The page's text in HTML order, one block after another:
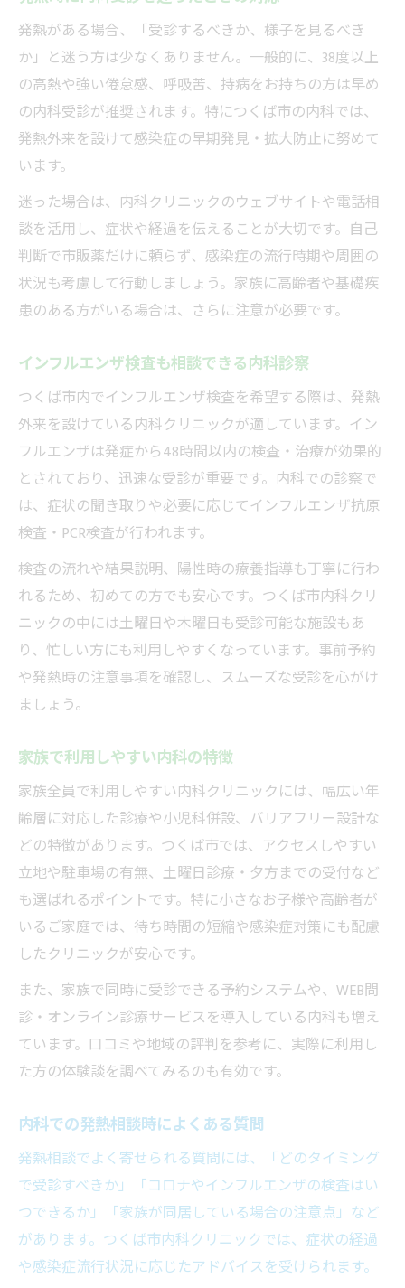
発熱がある場合、「受診するべきか、様子を見るべき
か」と迷う方は少なくありません。一般的に、38度以上
の高熱や強い倦怠感、呼吸苦、持病をお持ちの方は早め
の内科受診が推奨されます。特につくば市の内科では、
発熱外来を設けて感染症の早期発見・拡大防止に努めて
います。
迷った場合は、内科クリニックのウェブサイトや電話相
談を活用し、症状や経過を伝えることが大切です。自己
判断で市販薬だけに頼らず、感染症の流行時期や周囲の
状況も考慮して行動しましょう。家族に高齢者や基礎疾
患のある方がいる場合は、さらに注意が必要です。
インフルエンザ検査も相談できる内科診察
つくば市内でインフルエンザ検査を希望する際は、発熱
外来を設けている内科クリニックが適しています。イン
フルエンザは発症から48時間以内の検査・治療が効果的
とされており、迅速な受診が重要です。内科での診察で
は、症状の聞き取りや必要に応じてインフルエンザ抗原
検査・PCR検査が行われます。
検査の流れや結果説明、陽性時の療養指導も丁寧に行わ
れるため、初めての方でも安心です。つくば市内科クリ
ニックの中には土曜日や木曜日も受診可能な施設もあ
り、忙しい方にも利用しやすくなっています。事前予約
や発熱時の注意事項を確認し、スムーズな受診を心がけ
ましょう。
家族で利用しやすい内科の特徴
家族全員で利用しやすい内科クリニックには、幅広い年
齢層に対応した診療や小児科併設、バリアフリー設計な
どの特徴があります。つくば市では、アクセスしやすい
立地や駐車場の有無、土曜日診療・夕方までの受付など
も選ばれるポイントです。特に小さなお子様や高齢者が
いるご家庭では、待ち時間の短縮や感染症対策にも配慮
したクリニックが安心です。
また、家族で同時に受診できる予約システムや、WEB問
診・オンライン診療サービスを導入している内科も増え
ています。口コミや地域の評判を参考に、実際に利用し
た方の体験談を調べてみるのも有効です。
内科での発熱相談時によくある質問
発熱相談でよく寄せられる質問には、「どのタイミング
で受診すべきか」「コロナやインフルエンザの検査はい
つできるか」「家族が同居している場合の注意点」など
があります。つくば市内科クリニックでは、症状の経過
や感染症流行状況に応じたアドバイスを受けられます。